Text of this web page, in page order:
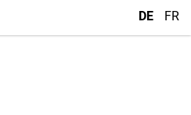
DE FR